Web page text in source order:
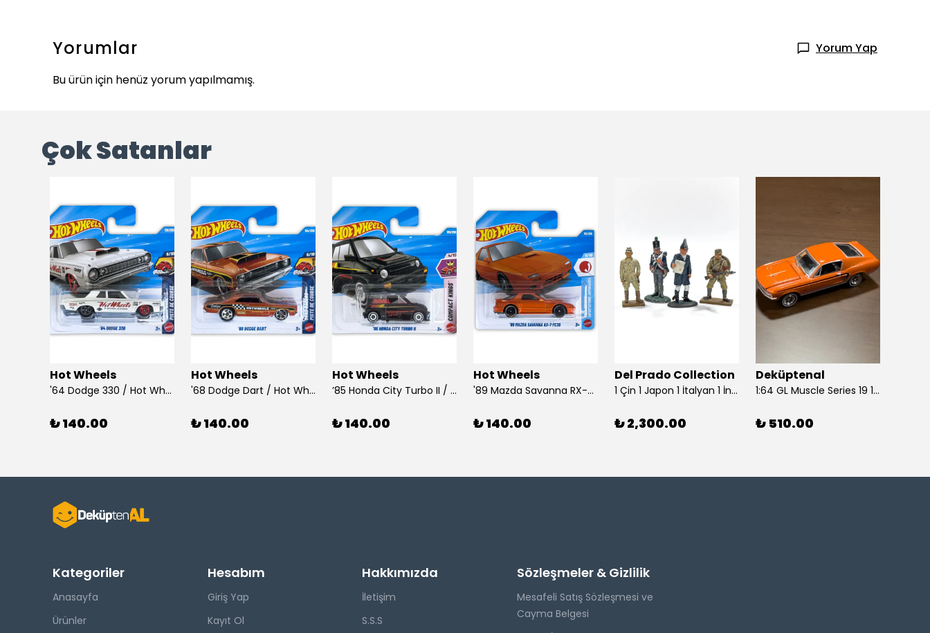
Yorumlar
Yorum Yap
Bu ürün için henüz yorum yapılmamış.
Çok Satanlar
Hot Wheels
'64 Dodge 330 / Hot Wheels
₺ 140.00
Hot Wheels
'68 Dodge Dart / Hot Wheels
₺ 140.00
Hot Wheels
’85 Honda City Turbo II / Hot Wheels
₺ 140.00
Hot Wheels
'89 Mazda Savanna RX-7 FC3S / Hot Wheels
₺ 140.00
Del Prado Collection
1 Çin 1 Japon 1 İtalyan 1 İngiliz Askeri (Del Prado Collection)
₺ 2,300.00
Deküptenal
1:64 GL Muscle Series 19 1968 Ford Mustang GT Madagascar Orange Diecast Model Araba
₺ 510.00
Kategoriler
Anasayfa
Ürünler
Hesabım
Giriş Yap
Kayıt Ol
Hakkımızda
İletişim
S.S.S
Sözleşmeler & Gizlilik
Mesafeli Satış Sözleşmesi ve
Cayma Belgesi